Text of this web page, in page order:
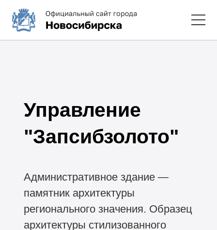
Управление
"Запсибзолото"
Административное здание —
памятник архитектуры
регионального значения. Образец
архитектуры стилизованного